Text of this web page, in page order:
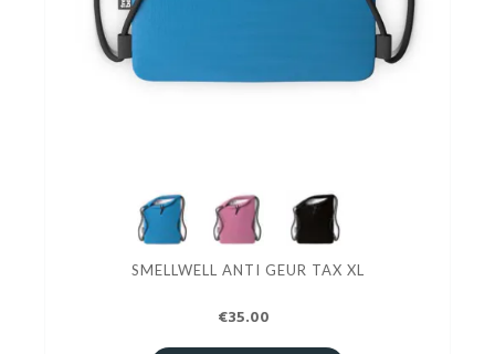
foot lab
SMELLWELL ANTI GEUR TAX XL
€35.00